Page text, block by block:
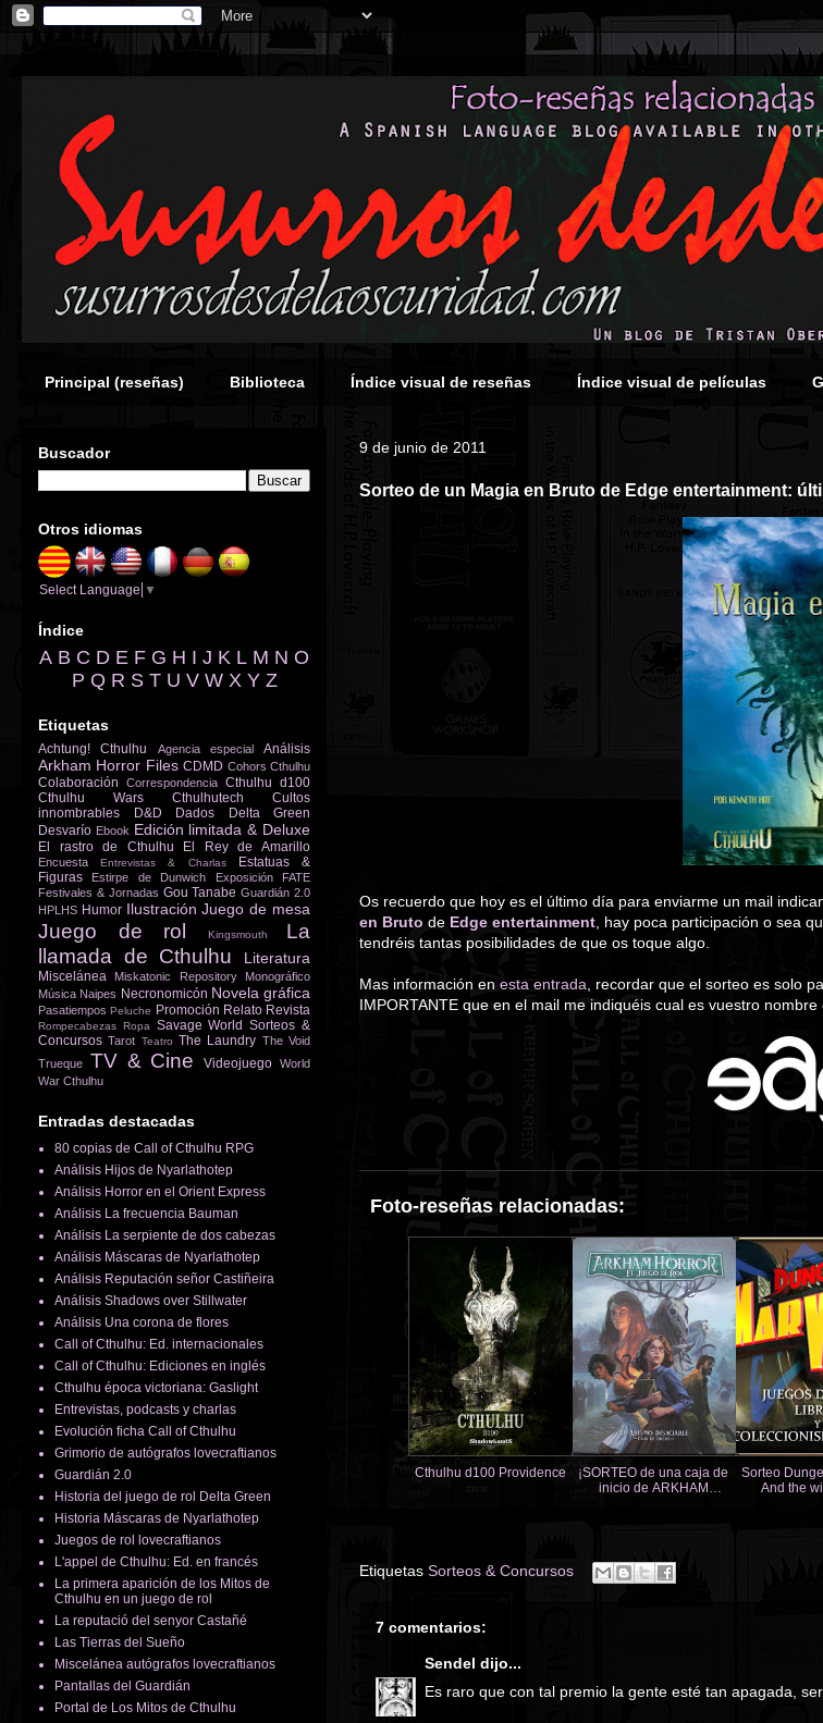
Principal (reseñas) Biblioteca Índice visual de reseñas Índice visual de películas
9 de junio de 2011
Sorteo de un Magia en Bruto de Edge entertainment:
Os recuerdo que hoy es el último día para enviarme un mail
en Bruto de Edge entertainment , hay poca participación o sea
tendréis tantas posibilidades de que os toque algo.
Mas información en esta entrada , recordar que el sorteo es solo
IMPORTANTE que en el mail me indiquéis cual es vuestro
Foto-reseñas relacionadas:
Cthulhu d100 Providence
¡SORTEO de una caja de
inicio de ARKHAM
Sorteo
And the
Etiquetas Sorteos & Concursos
7 comentarios:
Sendel dijo...
Es raro que con tal premio la gente esté tan apagada,
Buscador
Otros idiomas
Select Language ▼
Índice
A B C D E F G H I J K L M N O
P Q R S T U V W X Y Z
Etiquetas
Achtung! Cthulhu Agencia especial Análisis
Arkham Horror Files CDMD Cohors Cthulhu
Colaboración Correspondencia Cthulhu d100
Cthulhu Wars
Cthulhutech
Cultos
innombrables
D&D Dados
Delta Green
Desvarío Ebook Edición limitada & Deluxe
El rastro de Cthulhu El Rey de Amarillo
Encuesta Entrevistas & Charlas
Estatuas &
Figuras
Estirpe de Dunwich Exposición
FATE
Festivales & Jornadas Gou Tanabe Guardián 2.0
HPLHS Humor Ilustración Juego de mesa
Juego de rol Kingsmouth
La
llamada de Cthulhu
Literatura
Miscelánea Miskatonic Repository
Monográfico
Música Naipes Necronomicón Novela gráfica
Pasatiempos Peluche Promoción Relato Revista
Rompecabezas Ropa Savage World Sorteos &
Concursos Tarot Teatro The Laundry The Void
Trueque TV & Cine Videojuego World
War Cthulhu
Entradas destacadas
80 copias de Call of Cthulhu RPG
Análisis Hijos de Nyarlathotep
Análisis Horror en el Orient Express
Análisis La frecuencia Bauman
Análisis La serpiente de dos cabezas
Análisis Máscaras de Nyarlathotep
Análisis Reputación señor Castiñeira
Análisis Shadows over Stillwater
Análisis Una corona de flores
Call of Cthulhu: Ed. internacionales
Call of Cthulhu: Ediciones en inglés
Cthulhu época victoriana: Gaslight
Entrevistas, podcasts y charlas
Evolución ficha Call of Cthulhu
Grimorio de autógrafos lovecraftianos
Guardián 2.0
Historia del juego de rol Delta Green
Historia Máscaras de Nyarlathotep
Juegos de rol lovecraftianos
L'appel de Cthulhu: Ed. en francés
La primera aparición de los Mitos de
Cthulhu en un juego de rol
La reputació del senyor Castañé
Las Tierras del Sueño
Miscelánea autógrafos lovecraftianos
Pantallas del Guardián
Portal de Los Mitos de Cthulhu